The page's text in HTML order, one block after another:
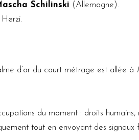
Schilinski (Allemagne).
d’or du court métrage est allée à
du moment : droits
tout en envoyant des signaux